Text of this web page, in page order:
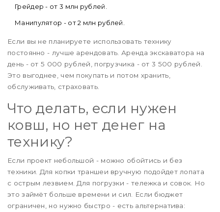
Грейдер - от 3 млн рублей.
Манипулятор - от 2 млн рублей.
Если вы не планируете использовать технику
постоянно - лучше арендовать. Аренда экскаватора на
день - от 5 000 рублей, погрузчика - от 3 500 рублей.
Это выгоднее, чем покупать и потом хранить,
обслуживать, страховать.
Что делать, если нужен
ковш, но нет денег на
технику?
Если проект небольшой - можно обойтись и без
техники. Для копки траншеи вручную подойдет лопата
с острым лезвием. Для погрузки - тележка и совок. Но
это займёт больше времени и сил. Если бюджет
ограничен, но нужно быстро - есть альтернатива: